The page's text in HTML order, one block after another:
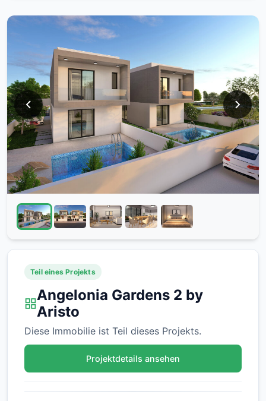
Teil eines Projekts
Angelonia Gardens 2 by
Aristo
Diese Immobilie ist Teil dieses Projekts.
Projektdetails ansehen